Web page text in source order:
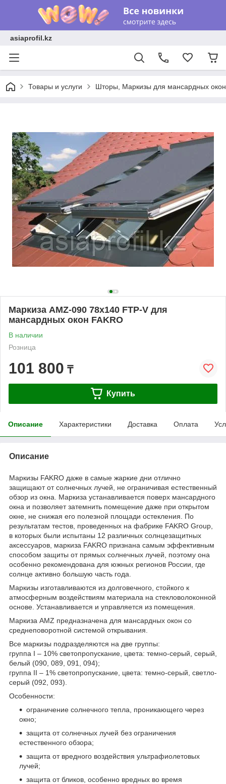
asiaprofil.kz
Товары и услуги Шторы, Маркизы для мансардных
Маркиза AMZ-090 78х140 FTP-V для
мансардных окон FAKRO
В наличии
Розница
101 800 ₸
Купить
Описание Характеристики Доставка Оплата
Описание
Маркизы FAKRO даже в самые жаркие дни отлично
защищают от солнечных лучей, не ограничивая естественный
обзор из окна. Маркиза устанавливается поверх мансардного
окна и позволяет затемнить помещение даже при открытом
окне, не снижая его полезной площади остекления. По
результатам тестов, проведенных на фабрике FAKRO Group,
в которых были испытаны 12 различных солнцезащитных
аксессуаров, маркиза FAKRO признана самым эффективным
способом защиты от прямых солнечных лучей, поэтому она
особенно рекомендована для южных регионов России, где
солнце активно большую часть года.
Маркизы изготавливаются из долговечного, стойкого к
атмосферным воздействиям материала на стекловолоконной
основе. Устанавливается и управляется из помещения.
Маркиза AMZ предназначена для мансардных окон со
среднеповоротной системой открывания.
Все маркизы подразделяются на две группы:
группа I – 10% светопропускание, цвета: темно-серый, серый,
белый (090, 089, 091, 094);
группа II – 1% светопропускание, цвета: темно-серый, светло-
серый (092, 093).
Особенности:
ограничение солнечного тепла, проникающего через
окно;
защита от солнечных лучей без ограничения
естественного обзора;
защита от вредного воздействия ультрафиолетовых
лучей;
защита от бликов, особенно вредных во время